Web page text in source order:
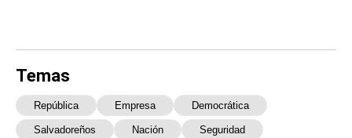
Temas
República Empresa Democrática
Salvadoreños Nación Seguridad